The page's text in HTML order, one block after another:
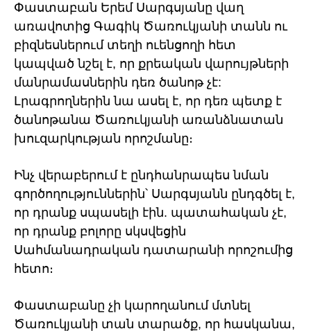
Փաստաբան Երեմ Սարգսյանը վաղ
առավոտից Գագիկ Ծառուկյանի տանն ու
բիզնեսներում տեղի ուենցողի հետ
կապված նշել է, որ քրեական վարույթների
մանրամասներին դեռ ծանոթ չէ:
Լրագրողներին նա ասել է, որ դեռ պետք է
ծանոթանա Ծառուկյանի առանձնատան
խուզարկության որոշմանը։
Ինչ վերաբերում է ընդհանրապես նման
գործողություններին՝ Սարգսյանն ընդգծել է,
որ դրանք սպասելի էին. պատահական չէ,
որ դրանք բոլորը սկսվեցին
Սահմանադրական դատարանի որոշումից
հետո։
Փաստաբանը չի կարողանում մտնել
Ծառուկյանի տան տարածք, որ հասկանա,